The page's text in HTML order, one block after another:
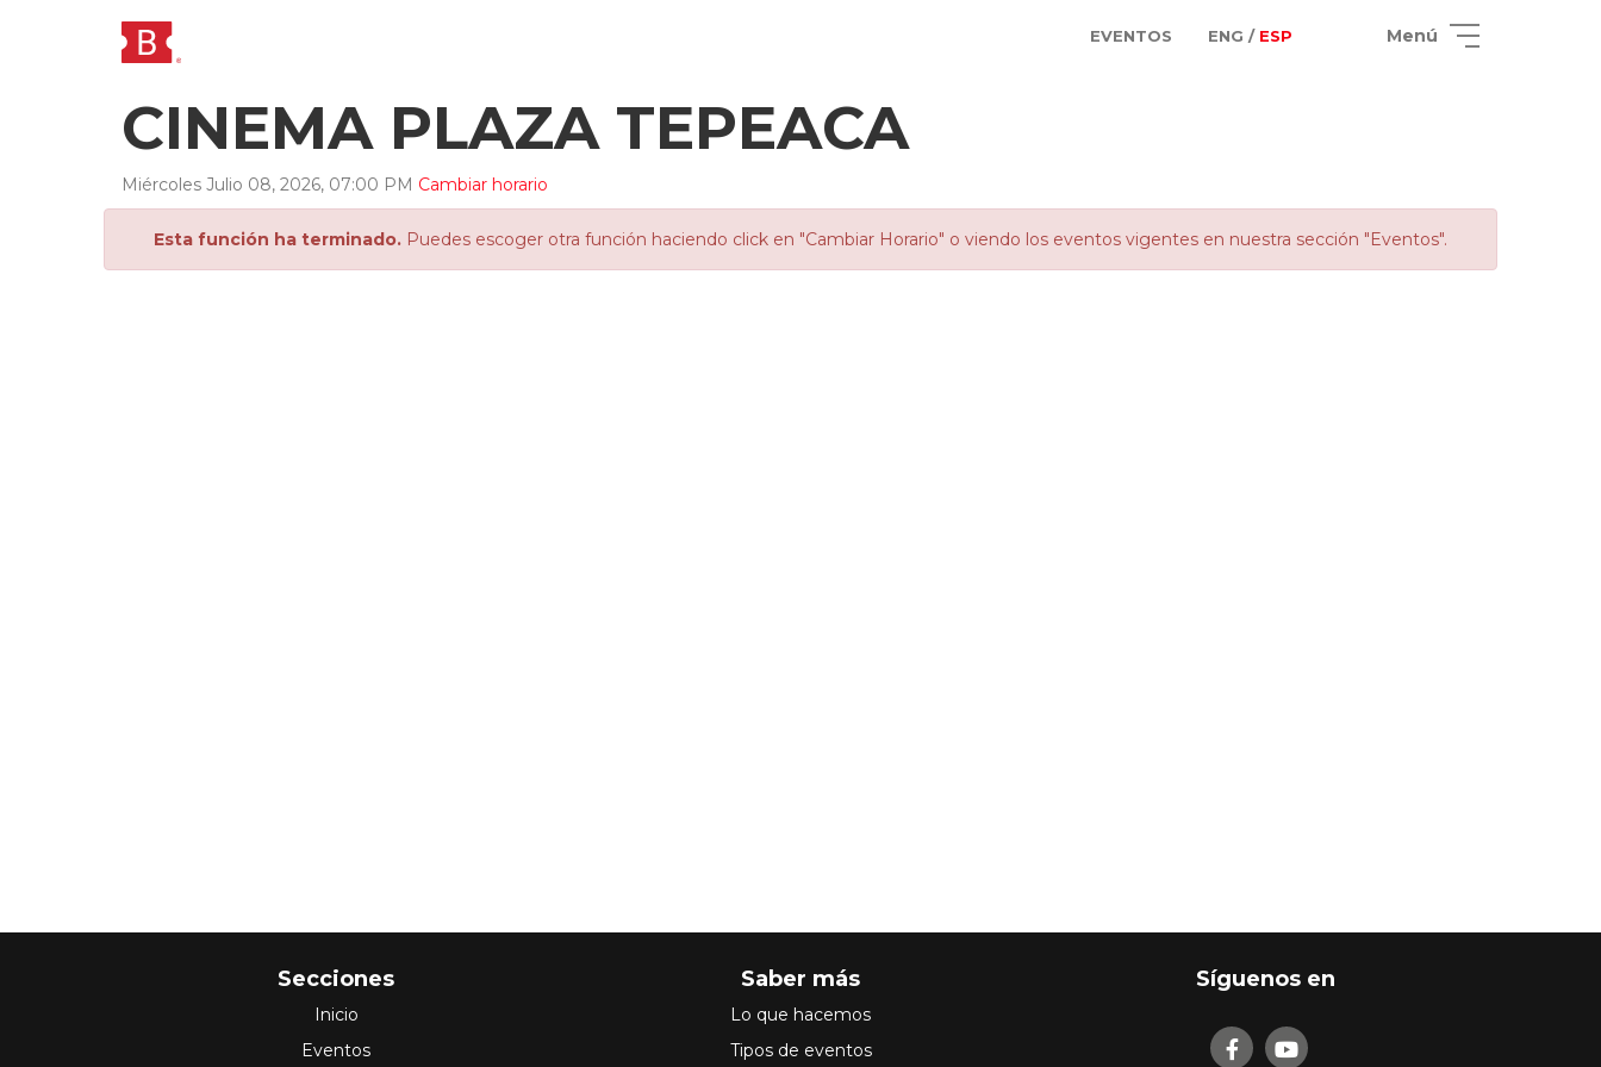
EVENTOS ENG / ESP Menú
CINEMA PLAZA TEPEACA
Miércoles Julio 08, 2026, 07:00 PM Cambiar horario
Esta función ha terminado. Puedes escoger otra función haciendo click en "Cambiar Horario" o viendo los eventos vigentes en nuestra sección "Eventos".
Secciones
Inicio
Eventos
Saber más
Lo que hacemos
Tipos de eventos
Síguenos en